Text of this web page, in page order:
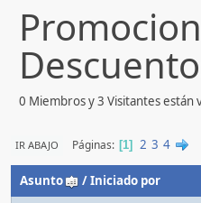
0 Miembros y 3 Visitantes están
IR ABAJO Páginas 1 2 3 4
Asunto /Iniciado por